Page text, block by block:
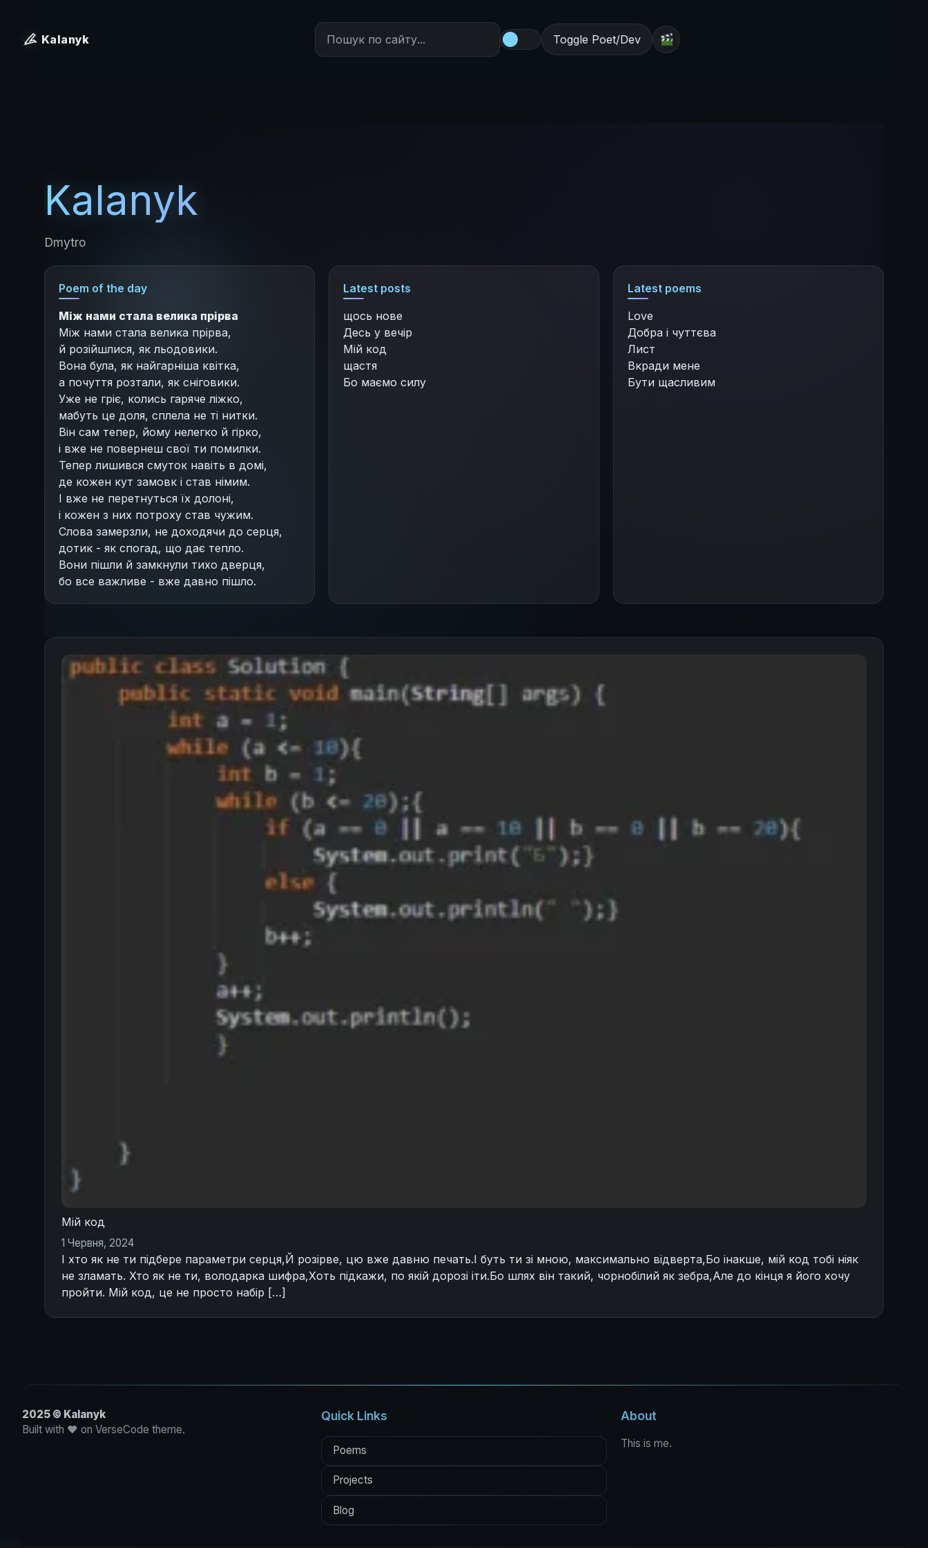
Kalanyk Toggle Poet/Dev
Kalanyk
Dmytro
Poem of the day
Між нами стала велика прірва
Між нами стала велика прірва,
й розійшлися, як льодовики.
Вона була, як найгарніша квітка,
а почуття розтали, як сніговики.
Уже не гріє, колись гаряче ліжко,
мабуть це доля, сплела не ті нитки.
Він сам тепер, йому нелегко й гірко,
і вже не повернеш свої ти помилки.
Тепер лишився смуток навіть в домі,
де кожен кут замовк і став німим.
І вже не перетнуться їх долоні,
і кожен з них потроху став чужим.
Слова замерзли, не доходячи до серця,
дотик - як спогад, що дає тепло.
Вони пішли й замкнули тихо дверця,
бо все важливе - вже давно пішло.
Latest posts
щось нове
Десь у вечір
Мій код
щастя
Бо маємо силу
Latest poems
Love
Добра і чуттєва
Лист
Вкради мене
Бути щасливим
Мій код
1 Червня, 2024
І хто як не ти підбере параметри серця,Й розірве, цю вже давню печать.І буть ти зі мною, максимально відверта,Бо інакше, мій код тобі ніяк
не зламать. Хто як не ти, володарка шифра,Хоть підкажи, по якій дорозі іти.Бо шлях він такий, чорнобілий як зебра,Але до кінця я його хочу
пройти. Мій код, це не просто набір […]
2025 © Kalanyk
Built with ♥ on VerseCode theme.
Quick Links
Poems
Projects
Blog
About
This is me.